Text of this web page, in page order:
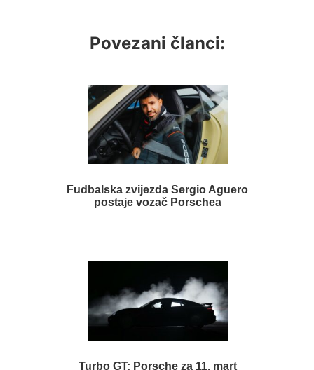
Povezani članci:
Fudbalska zvijezda Sergio Aguero
postaje vozač Porschea
Turbo GT: Porsche za 11. mart